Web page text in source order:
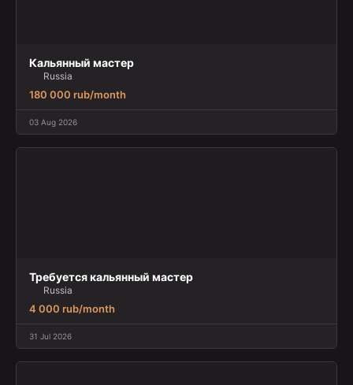
Кальянный мастер
Russia
180 000 rub/month
03 Aug 2026
Требуется кальянный мастер
Russia
4 000 rub/month
31 Jul 2026